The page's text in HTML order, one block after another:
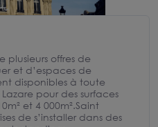
plusieurs offres de
et d’espaces de
disponibles à toute
pour des surfaces
et 4 000m².Saint
de s’installer dans des